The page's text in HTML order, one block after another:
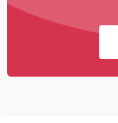
Сетевая